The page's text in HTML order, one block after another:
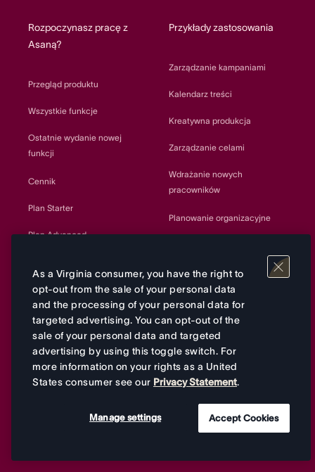
Rozpoczynasz pracę z
Asaną?
Przegląd produktu
Wszystkie funkcje
Ostatnie wydanie nowej
funkcji
Cennik
Plan Starter
Plan Advanced
Integracje z aplikacjami
Zarządzanie pracą z użyciem
AI
Zarządzanie projektami
Zarządzanie zasobami
Przykłady zastosowania
Zarządzanie kampaniami
Kalendarz treści
Kreatywna produkcja
Zarządzanie celami
Wdrażanie nowych
pracowników
Planowanie organizacyjne
Planowanie zasobów
Planowanie strategiczne
Źródło dodawania projektów
Zarządzanie zadaniami
zastosowania
As a Virginia consumer, you have the right to
opt-out from the sale of your personal data
and the processing of your personal data for
targeted advertising. You can opt-out of the
sale of your personal data and targeted
advertising by using this toggle switch. For
more information on your rights as a United
States consumer see our Privacy Statement.
Manage settings Accept Cookies